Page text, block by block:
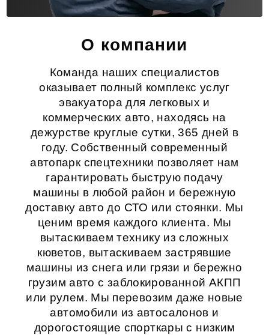
О компании
Команда наших специалистов
оказывает полный комплекс услуг
эвакуатора для легковых и
коммерческих авто, находясь на
дежурстве круглые сутки, 365 дней в
году. Собственный современный
автопарк спецтехники позволяет нам
гарантировать быструю подачу
машины в любой район и бережную
доставку авто до СТО или стоянки. Мы
ценим время каждого клиента. Мы
вытаскиваем технику из сложных
кюветов, вытаскиваем застрявшие
машины из снега или грязи и бережно
грузим авто с заблокированной АКПП
или рулем. Мы перевозим даже новые
автомобили из автосалонов и
дорогостоящие спорткары с низким